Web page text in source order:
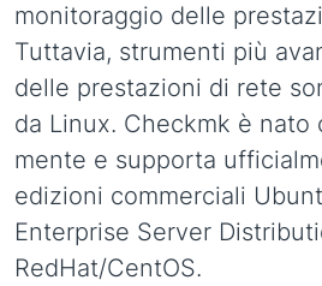
monitoraggio delle
Tuttavia, strumenti più
delle prestazioni di rete
da Linux. Checkmk è nato
mente e supporta
edizioni commerciali
Enterprise Server
RedHat/CentOS.